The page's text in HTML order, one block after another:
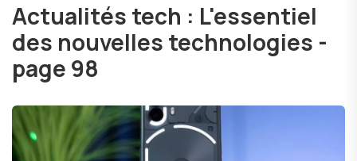
Actualités tech : L'essentiel
des nouvelles technologies -
page 98